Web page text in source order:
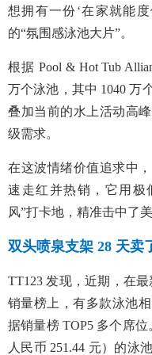
想拥有一份‘在家就能
的“氛围感泳池大片”。
根据 Pool & Hot Tub
万个泳池，其中 1040 万
叠加当前的水上活动高
级需求。
在这波情绪价值追求中
速走红并热销，它用极
风”打卡地，精准击中了
双头喷泉支架 28 天卖
TT123 发现，近期，在
销量榜上，有多款泳池
据销量榜 TOP5 多个席
人民币 251.44 元）的泳